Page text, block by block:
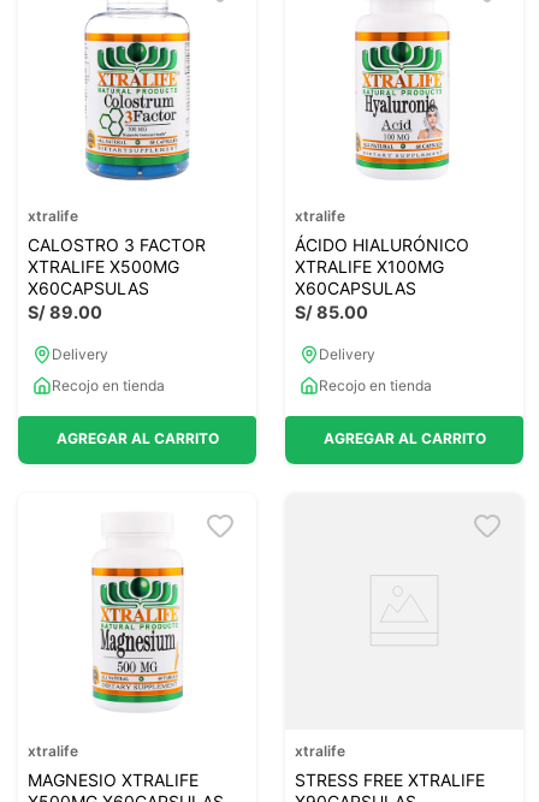
xtralife
CALOSTRO 3 FACTOR
XTRALIFE X500MG
X60CAPSULAS
S/89.00
Delivery
Recojo en tienda
AGREGAR AL CARRITO
xtralife
ÁCIDO HIALURÓNICO
XTRALIFE X100MG
X60CAPSULAS
S/85.00
Delivery
Recojo en tienda
AGREGAR AL CARRITO
xtralife
MAGNESIO XTRALIFE
xtralife
STRESS FREE XTRALIFE